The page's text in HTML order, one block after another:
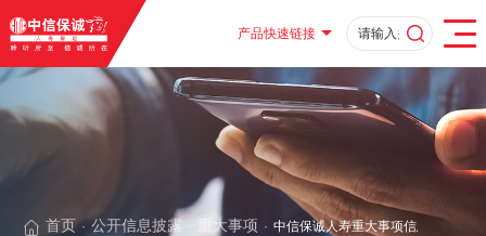
产品快速链接
首页 · 公开信息披露 重大事项 · 中信保诚人寿重大事项信息披露报